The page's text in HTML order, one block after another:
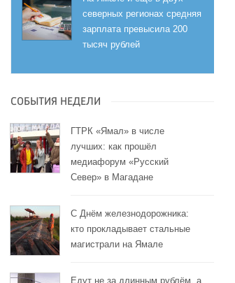
северных регионах средняя
зарплата превысила 200
тысяч рублей
СОБЫТИЯ НЕДЕЛИ
ГТРК «Ямал» в числе
лучших: как прошёл
медиафорум «Русский
Север» в Магадане
С Днём железнодорожника:
кто прокладывает стальные
магистрали на Ямале
Едут не за длинным рублём, а